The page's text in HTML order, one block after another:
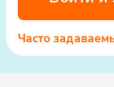
Часто